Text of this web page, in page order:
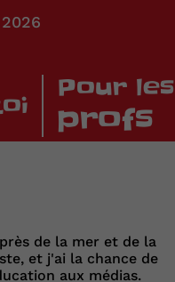
2026
Pour les
profs
de la mer et de la
et j'ai la chance de
aux médias.